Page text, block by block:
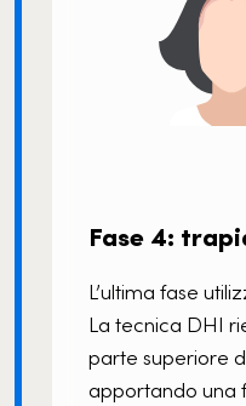
Fase 4:
L’ultima fase
La tecnica DHI
parte superiore
apportando una